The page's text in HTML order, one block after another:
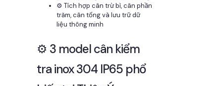
⚙️ Tích hợp cân trừ bì, cân phần
trăm, cân tổng và lưu trữ dữ
liệu thông minh
⚙️ 3 model cân kiểm
tra inox 304 IP65 phổ